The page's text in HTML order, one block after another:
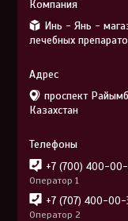
Инь - Янь -
лечебных
проспект
Казахстан
+7 (700) 400-
Оператор 1
+7 (707) 400-00-
Оператор 2